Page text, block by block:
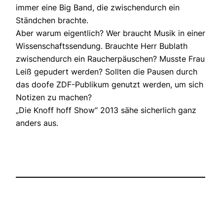
immer eine Big Band, die zwischendurch ein
Ständchen brachte.
Aber warum eigentlich? Wer braucht Musik in einer
Wissenschaftssendung. Brauchte Herr Bublath
zwischendurch ein Raucherpäuschen? Musste Frau
Leiß gepudert werden? Sollten die Pausen durch
das doofe ZDF-Publikum genutzt werden, um sich
Notizen zu machen?
„Die Knoff hoff Show“ 2013 sähe sicherlich ganz
anders aus.